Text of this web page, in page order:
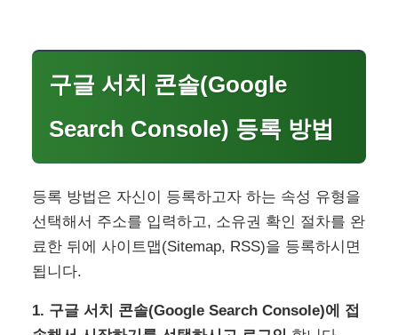
구글 서치 콘솔(Google
Search Console) 등록 방법
등록 방법은 자신이 등록하고자 하는 속성 유형을
선택해서 주소를 입력하고, 소유권 확인 절차를 완
료한 뒤에 사이트맵(Sitemap, RSS)을 등록하시면
됩니다.
1. 구글 서치 콘솔(Google Search Console)에 접